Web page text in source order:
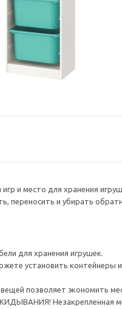
и место для хранения
переносить и убирать
для хранения игрушек.
установить контейнеры
позволяет экономить
Незакрепленная